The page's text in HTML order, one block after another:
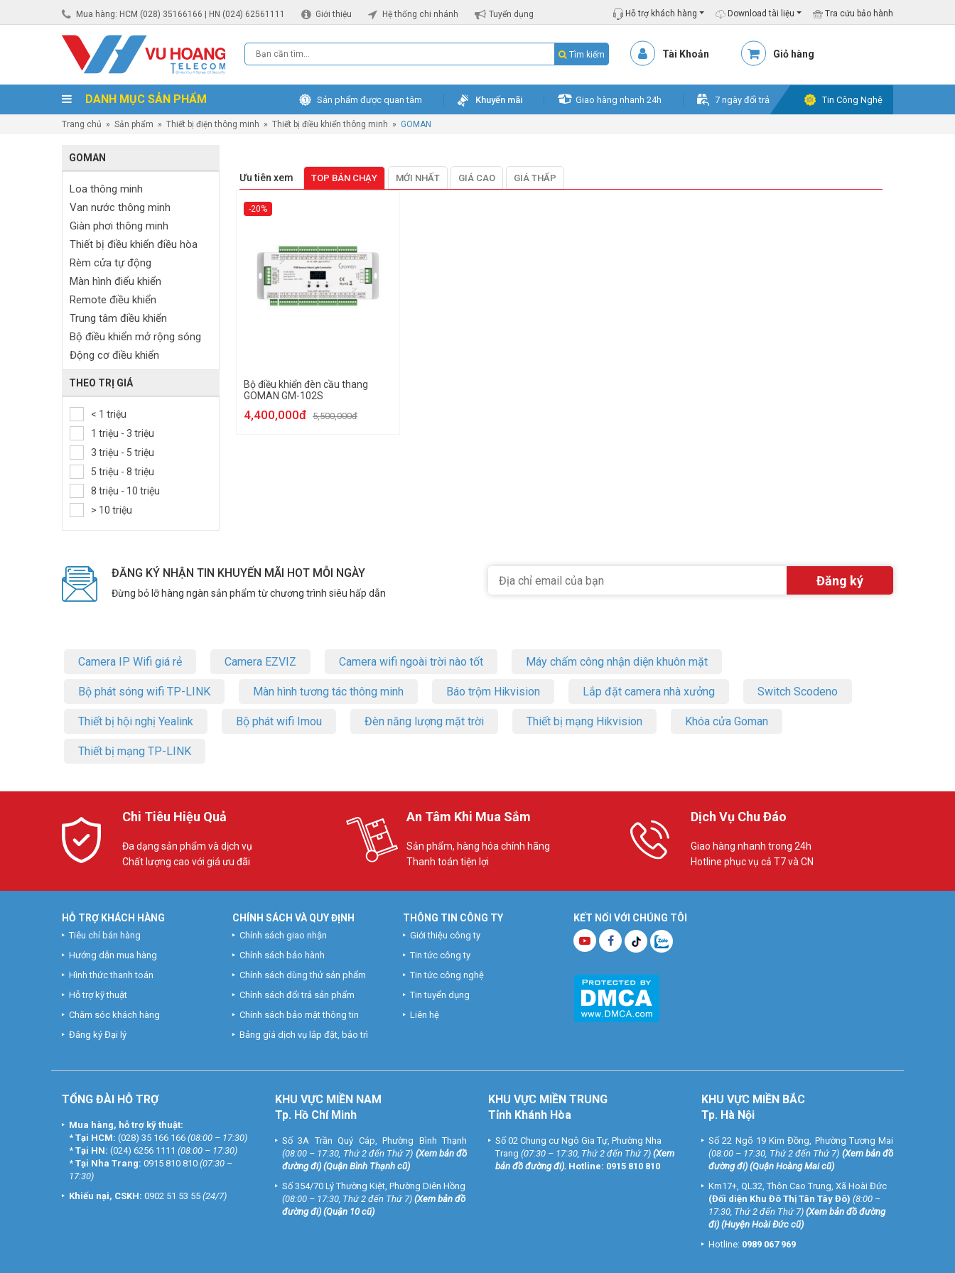
Mua hàng: HCM (028) 35166166 | HN (024) 62561111 Giới thiệu Hệ thống chi nhánh Tuyển dụng Hỗ trợ khách hàng Download tài liệu Tra cứu bảo hành
Tìm kiếm Tài Khoản Giỏ hàng
DANH MỤC SẢN PHẨM Sản phẩm được quan tâm Khuyến mãi Giao hàng nhanh 24h 7 ngày đổi trả Tin Công Nghệ
Trang chủ » Sản phẩm » Thiết bị điện thông minh » Thiết bị điều khiển thông minh » GOMAN
GOMAN
Loa thông minh
Van nước thông minh
Giàn phơi thông minh
Thiết bị điều khiển điều hòa
Rèm cửa tự động
Màn hình điểu khiển
Remote điều khiển
Trung tâm điều khiển
Bộ điều khiển mở rộng sóng
Động cơ điều khiển
THEO TRỊ GIÁ
< 1 triệu
1 triệu - 3 triệu
3 triệu - 5 triệu
5 triệu - 8 triệu
8 triệu - 10 triệu
> 10 triệu
Ưu tiên xem TOP BÁN CHẠY MỚI NHẤT GIÁ CAO GIÁ THẤP
-20%
Bộ điều khiển đèn cầu thang
GOMAN GM-102S
4,400,000đ 5,500,000đ
ĐĂNG KÝ NHẬN TIN KHUYẾN MÃI HOT MỖI NGÀY
Đừng bỏ lỡ hàng ngàn sản phẩm từ chương trình siêu hấp dẫn
Camera IP Wifi giá rẻ Camera EZVIZ Camera wifi ngoài trời nào tốt Máy chấm công nhận diện khuôn mặt
Bộ phát sóng wifi TP-LINK Màn hình tương tác thông minh Báo trộm Hikvision Lắp đặt camera nhà xưởng Switch Scodeno
Thiết bị hội nghị Yealink Bộ phát wifi Imou Đèn năng lượng mặt trời Thiết bị mạng Hikvision Khóa cửa Goman
Thiết bị mạng TP-LINK
Chi Tiêu Hiệu Quả
Đa dạng sản phẩm và dịch vụ
Chất lượng cao với giá ưu đãi
An Tâm Khi Mua Sắm
Sản phẩm, hàng hóa chính hãng
Thanh toán tiện lợi
Dịch Vụ Chu Đáo
Giao hàng nhanh trong 24h
Hotline phục vụ cả T7 và CN
KẾT NỐI VỚI CHÚNG TÔI
HỖ TRỢ KHÁCH HÀNG
Tiêu chí bán hàng
Hướng dẫn mua hàng
Hình thức thanh toán
Hỗ trợ kỹ thuật
Chăm sóc khách hàng
Đăng ký Đại lý
CHÍNH SÁCH VÀ QUY ĐỊNH
Chính sách giao nhận
Chính sách bảo hành
Chính sách dùng thử sản phẩm
Chính sách đổi trả sản phẩm
Chính sách bảo mật thông tin
Bảng giá dịch vụ lắp đặt, bảo trì
THÔNG TIN CÔNG TY
Giới thiệu công ty
Tin tức công ty
Tin tức công nghệ
Tin tuyển dụng
Liên hệ
TỔNG ĐÀI HỖ TRỢ
Mua hàng, hỗ trợ kỹ thuật:
* Tại HCM: (028) 35 166 166 (08:00 – 17:30)
* Tại HN: (024) 6256 1111 (08:00 – 17:30)
* Tại Nha Trang: 0915 810 810 (07:30 –
17:30)
Khiếu nại, CSKH: 0902 51 53 55 (24/7)
KHU VỰC MIỀN NAM
Tp. Hồ Chí Minh
Số 3A Trần Quý Cáp, Phường Bình Thạnh
(08:00 – 17:30, Thứ 2 đến Thứ 7) (Xem bản đồ
đường đi) (Quận Bình Thạnh cũ)
Số 354/70 Lý Thường Kiệt, Phường Diên Hồng
(08:00 – 17:30, Thứ 2 đến Thứ 7) (Xem bản đồ
đường đi) (Quận 10 cũ)
KHU VỰC MIỀN TRUNG
Tỉnh Khánh Hòa
Số 02 Chung cư Ngô Gia Tự, Phường Nha
Trang (07:30 – 17:30, Thứ 2 đến Thứ 7) (Xem
bản đồ đường đi). Hotline: 0915 810 810
KHU VỰC MIỀN BẮC
Tp. Hà Nội
Số 22 Ngõ 19 Kim Đồng, Phường Tương Mai
(08:00 – 17:30, Thứ 2 đến Thứ 7) (Xem bản đồ
đường đi) (Quận Hoàng Mai cũ)
Km17+, QL32, Thôn Cao Trung, Xã Hoài Đức
(Đối diện Khu Đô Thị Tân Tây Đô) (8:00 –
17:30, Thứ 2 đến Thứ 7) (Xem bản đồ đường
đi) (Huyện Hoài Đức cũ)
Hotline: 0989 067 969